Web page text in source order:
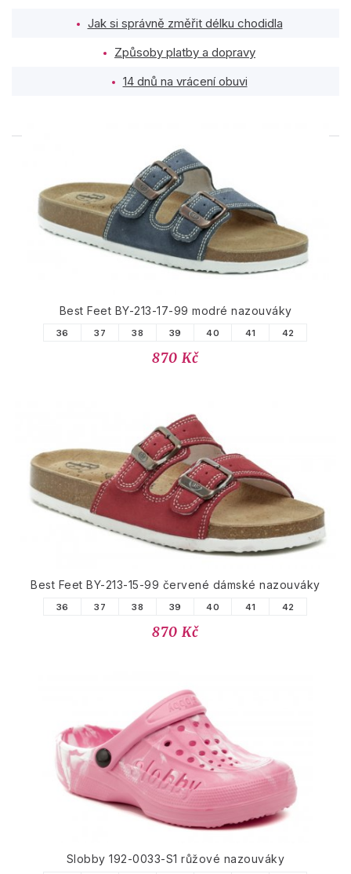
Jak si správně změřit délku chodidla
Způsoby platby a dopravy
14 dnů na vrácení obuvi
PODOBNÉ PRODUKTY
Best Feet BY-213-17-99 modré nazouváky
36 37 38 39 40 41 42
870 Kč
Best Feet BY-213-15-99 červené dámské nazouváky
36 37 38 39 40 41 42
870 Kč
Slobby 192-0033-S1 růžové nazouváky